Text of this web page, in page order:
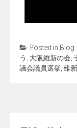
Posted in Blog
う , 大阪維新の会,
議会議員選挙, 維新